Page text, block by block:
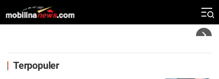
Silverstone. Seri Selanjutnya Belum Jelas
Terpopuler